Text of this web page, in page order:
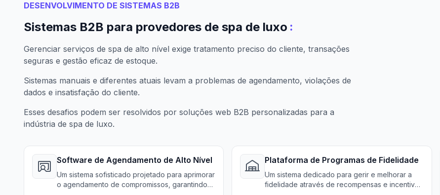
DESENVOLVIMENTO DE SISTEMAS B2B
Sistemas B2B para provedores de spa de luxo :
Gerenciar serviços de spa de alto nível exige tratamento preciso do cliente, transações
seguras e gestão eficaz de estoque.
Sistemas manuais e diferentes atuais levam a problemas de agendamento, violações de
dados e insatisfação do cliente.
Esses desafios podem ser resolvidos por soluções web B2B personalizadas para a
indústria de spa de luxo.
Software de Agendamento de Alto Nível
Um sistema sofisticado projetado para aprimorar
o agendamento de compromissos, garantindo
Plataforma de Programas de Fidelidade
Um sistema dedicado para gerir e melhorar a
fidelidade através de recompensas e incentivos